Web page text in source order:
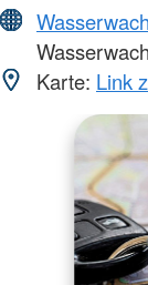
Karte: Link